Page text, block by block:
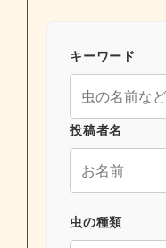
キーワード
投稿者名
虫の種類